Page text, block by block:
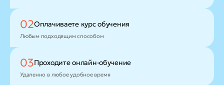
02Оплачиваете курс обучения
Любым подходящим способом
03Проходитеонлайн-обучение
Удаленно в любое удобное время